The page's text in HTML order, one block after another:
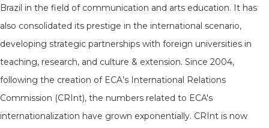
Brazil in the field of communication and arts education. It has
also consolidated its prestige in the international scenario,
developing strategic partnerships with foreign universities in
teaching, research, and culture & extension. Since 2004,
following the creation of ECA’s International Relations
Commission (CRInt), the numbers related to ECA's
internationalization have grown exponentially. CRInt is now